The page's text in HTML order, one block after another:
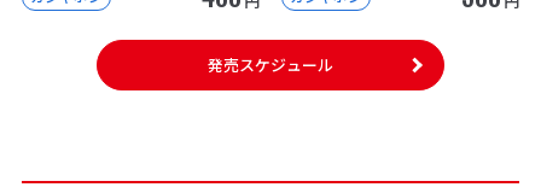
発売スケジュール